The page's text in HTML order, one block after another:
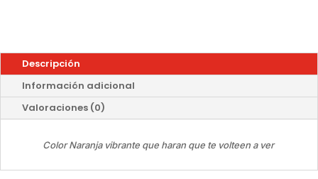
Descripción
Información adicional
Valoraciones (0)
Color Naranja vibrante que haran que te volteen a ver